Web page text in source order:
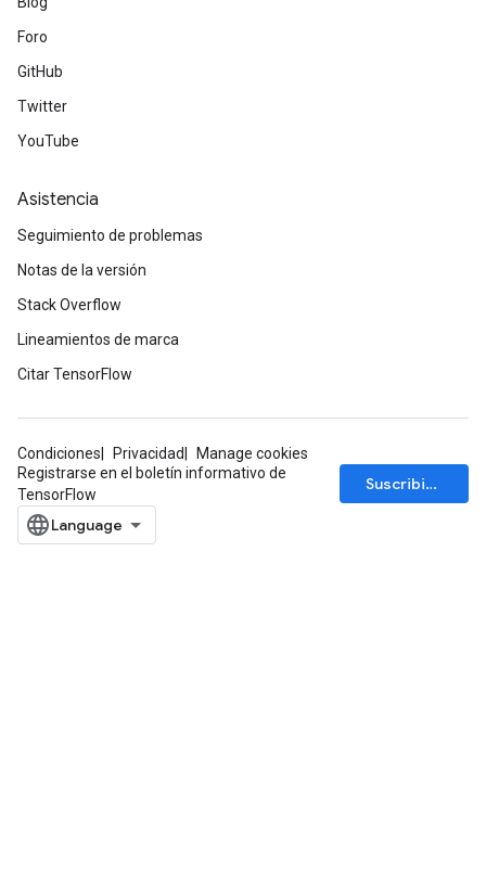
Foro
GitHub
Twitter
YouTube
Asistencia
Seguimiento de problemas
Notas de la versión
Stack Overflow
Lineamientos de marca
Citar TensorFlow
Condiciones Privacidad
Manage cookies
Registrarse en el boletín informativo de
TensorFlow
Suscribirse